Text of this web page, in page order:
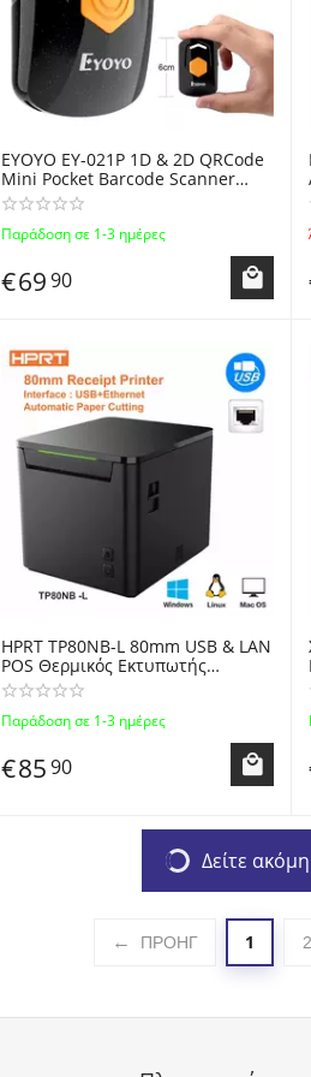
EYOYO EY-021P 1D & 2D QRCode
Mini Pocket Barcode Scanner
Bluetooth & 2.4GHz Wireless &
Wired CMOS - Ασύρματος mini
Scanner τσέπης
Παράδοση σε 1-3 ημέρες
€6990
HPRT TP80NB-L 80mm USB & LAN
POS Θερμικός Εκτυπωτής
Αποδείξεων - Portable Thermal
Receipt & Restaurant Kitchen
Printer with Automatic Cutter -
Παράδοση σε 1-3 ημέρες
€8590
Δείτε
ΠΡΟΗΓ 1 2